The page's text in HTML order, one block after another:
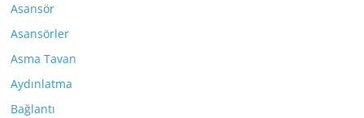
Asansör
Asansörler
Asma Tavan
Aydınlatma
Bağlantı